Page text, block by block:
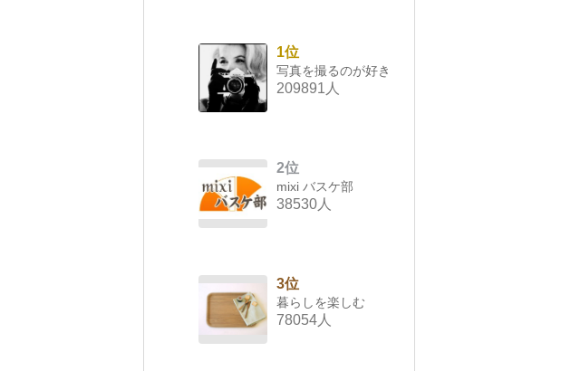
1位
写真を撮るのが好き
209891人
2位
mixi バスケ部
38530人
3位
暮らしを楽しむ
78054人